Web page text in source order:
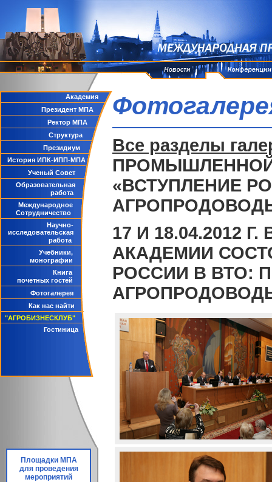
Академия
Президент МПА
Ректор МПА
Структура
Президиум
История ИПК-ИПП-МПА
Ученый Совет
Образовательная
работа
Международное
Сотрудничество
Научно-
исследовательская
работа
Учебники,
монографии
Книга
почетных гостей
Фотогалерея
Как нас найти
"АГРОБИЗНЕСКЛУБ"
Гостиница
Площадки МПА
для проведения
мероприятий
Все разделы
«ВСТУПЛЕНИЕ
17 И
АКАДЕМИИ
РОССИИ В ВТО: